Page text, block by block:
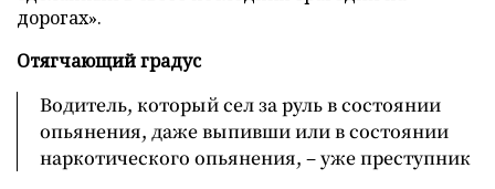
дорогах».
Отягчающий градус
Водитель, который сел за руль в состоянии
опьянения, даже выпивши или в состоянии
наркотического опьянения, – уже преступник